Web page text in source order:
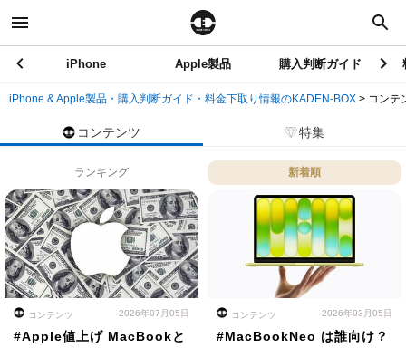
iPhone Apple製品 購入判断ガイド
iPhone & Apple製品・購入判断ガイド・料金下取り情報のKADEN-BOX > コンテ
コンテンツ 特集
ランキング 新着順
コンテンツ 2026年07月05日
#Apple値上げ MacBookと
コンテンツ 2026年03月05日
#MacBookNeo は誰向け？